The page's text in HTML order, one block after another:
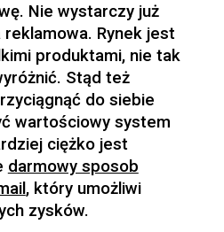
Nie wystarczy już
Rynek jest
produktami, nie tak
Stąd też
do siebie
wartościowy system
ciężko jest
darmowy sposob
, który umożliwi
zysków.